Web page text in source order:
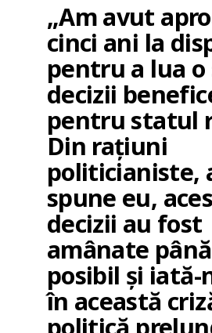
„Am avut
cinci ani la
pentru a lua o
decizii
pentru statul
Din rațiuni
politicianiste,
spune eu,
decizii au fost
amânate
posibil și iată-
în această